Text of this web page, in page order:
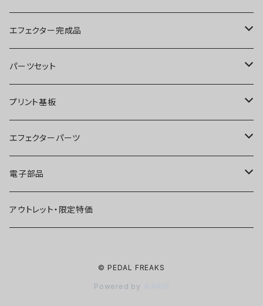
ブースター
オーバードライブ
ディストーション
ファズ
プリアンプ
空間系
エフェクター完成品
ブースター
オーバードライブ
ディストーション
ファズ
空間系
パーツセット
ブースター
オーバードライブ
ディストーション
ファズ
プリント基板
オーバードライブ
ディストーション
ファズ
エフェクターパーツ
スイッチ
ジャック
電子部品
IC
アウトレット・限定特価
© PEDAL FREAKS
Powered by